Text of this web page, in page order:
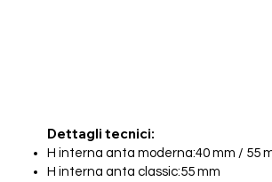
Dettagli tecnici:
H interna anta moderna:40 mm / 55
H interna anta classic:55 mm